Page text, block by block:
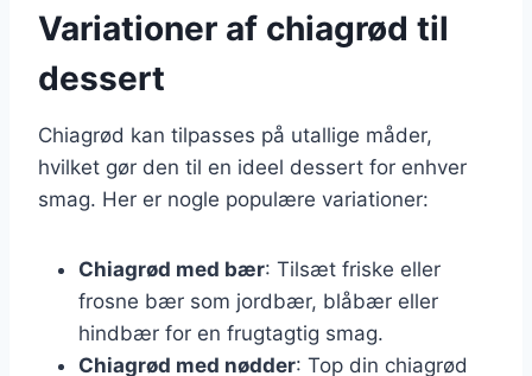
Variationer af chiagrød til
dessert
Chiagrød kan tilpasses på utallige måder,
hvilket gør den til en ideel dessert for enhver
smag. Her er nogle populære variationer:
Chiagrød med bær: Tilsæt friske eller
frosne bær som jordbær, blåbær eller
hindbær for en frugtagtig smag.
Chiagrød med nødder: Top din chiagrød